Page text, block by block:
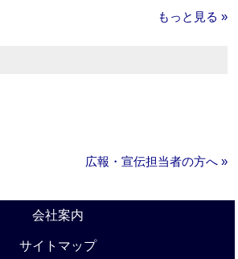
もっと見る »
広報・宣伝担当者の方へ »
会社案内
サイトマップ